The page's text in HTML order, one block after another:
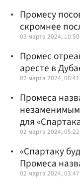
Промесу
скромнее
03 марта 2024, 10:50
Промес
аресте в
02 марта 2024, 06:41
Промеса
для
02 марта 2024, 05:22
«Спартаку
Промеса
02 марта 2024, 03:47